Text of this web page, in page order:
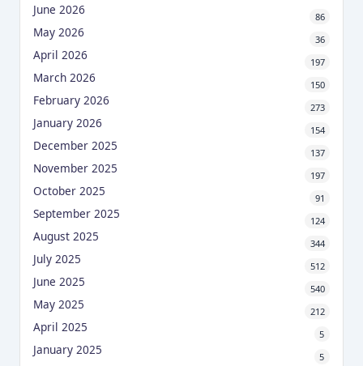
June 2026 86
May 2026 36
April 2026 197
March 2026 150
February 2026 273
January 2026 154
December 2025 137
November 2025 197
October 2025 91
September 2025 124
August 2025 344
July 2025 512
June 2025 540
May 2025 212
April 2025 5
January 2025 5